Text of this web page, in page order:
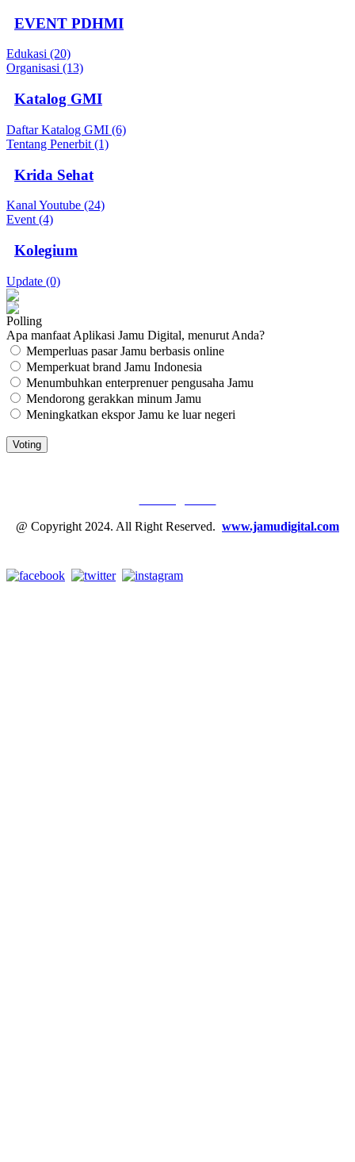
EVENT PDHMI
Edukasi (20)
Organisasi (13)
Katalog GMI
Daftar Katalog GMI (6)
Tentang Penerbit (1)
Krida Sehat
Kanal Youtube (24)
Event (4)
Kolegium
Update (0)
Polling
Apa manfaat Aplikasi Jamu Digital, menurut Anda?
Memperluas pasar Jamu berbasis online
Memperkuat brand Jamu Indonesia
Menumbuhkan enterprenuer pengusaha Jamu
Mendorong gerakkan minum Jamu
Meningkatkan ekspor Jamu ke luar negeri
@ Copyright 2024. All Right Reserved. www.jamudigital.com